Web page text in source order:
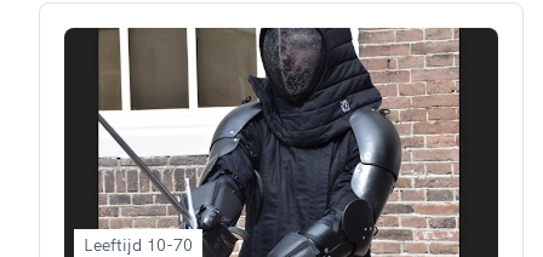
Leeftijd 10-70